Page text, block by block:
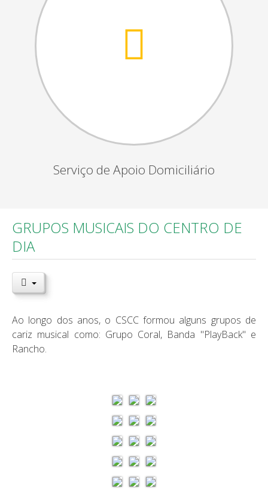
Serviço de Apoio Domiciliário
GRUPOS MUSICAIS DO CENTRO DE
DIA
Ao longo dos anos, o CSCC formou alguns grupos de
cariz musical como: Grupo Coral, Banda "PlayBack" e
Rancho.